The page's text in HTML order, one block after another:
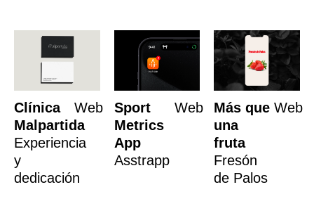
Clínica
Malpartida
Experiencia
y
dedicación
Web
Sport
Metrics
App
Asstrapp
Web
Más que
una
fruta
Fresón
de Palos
Web